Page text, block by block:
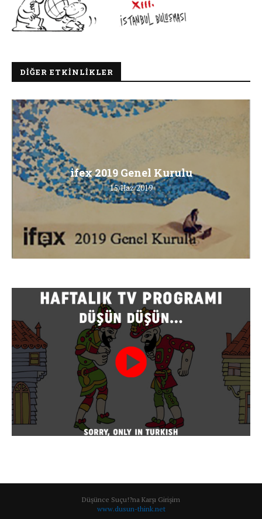
DIĞER ETKINLIKLER
ifex 2019 Genel Kurulu
15/Haz/2019
Düşünce Suçu!?na Karşı Girişim
www.dusun-think.net